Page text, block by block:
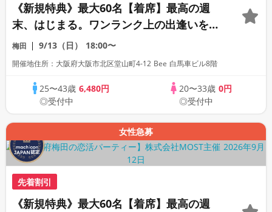
《新規特典》最大60名【着席】最高の週
末、はじまる。ワンランク上の出逢いをあ
なたへ。
梅田 9/13（日） 18:00〜
開催地住所：大阪府大阪市北区堂山町4-12 Bee 白馬車ビル8階
25〜43歳6,480円
◎受付中
20〜33歳 0円
◎受付中
女性急募
先着割引
《新規特典》最大60名【着席】最高の週